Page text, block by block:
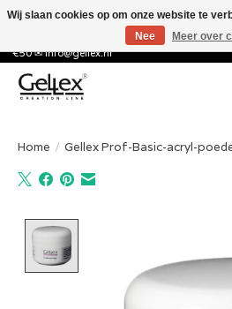
✅ Voor 15:00 besteld, de volgende werkdag
€50 ✉info@gellex.nl
Home / Gellex Prof-Basic-acryl-
Wij slaan cookies op om onze website te
Nee
Meer over